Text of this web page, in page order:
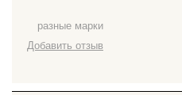
разные марки
Добавить отзыв